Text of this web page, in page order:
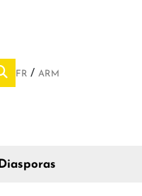
FR ARM
Diasporas